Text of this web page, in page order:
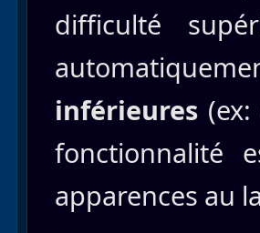
difficulté
inférieures
fonctionnalité
apparences au